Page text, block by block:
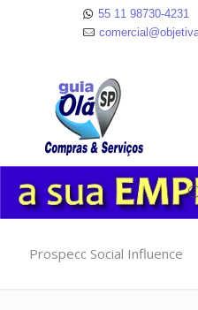
55 11 98730-4231
Prospecc Social Influence